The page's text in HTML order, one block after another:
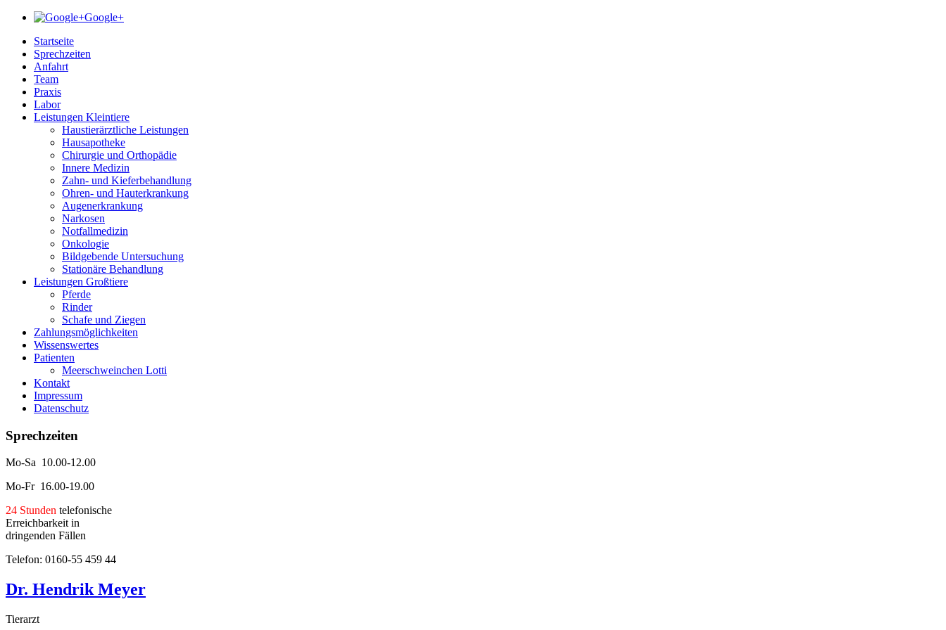
Google+
Startseite
Sprechzeiten
Anfahrt
Team
Praxis
Labor
Leistungen Kleintiere
Haustierärztliche Leistungen
Hausapotheke
Chirurgie und Orthopädie
Innere Medizin
Zahn- und Kieferbehandlung
Ohren- und Hauterkrankung
Augenerkrankung
Narkosen
Notfallmedizin
Onkologie
Bildgebende Untersuchung
Stationäre Behandlung
Leistungen Großtiere
Pferde
Rinder
Schafe und Ziegen
Zahlungsmöglichkeiten
Wissenswertes
Patienten
Meerschweinchen Lotti
Kontakt
Impressum
Datenschutz
Sprechzeiten
Mo-Sa 10.00-12.00
Mo-Fr 16.00-19.00
24 Stunden telefonische
Erreichbarkeit in
dringenden Fällen
Telefon: 0160-55 459 44
Dr. Hendrik Meyer
Tierarzt